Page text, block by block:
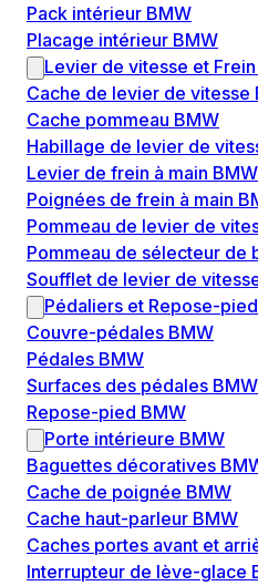
Pack intérieur BMW
Placage intérieur BMW
Levier de vitesse et
Cache de levier de vitesse
Cache pommeau BMW
Habillage de levier de
Levier de frein à main BMW
Poignées de frein à main
Pommeau de levier de
Pommeau de sélecteur de
Soufflet de levier de
Pédaliers et Repose-
Couvre-pédales BMW
Pédales BMW
Surfaces des pédales BMW
Repose-pied BMW
Porte intérieure BMW
Baguettes décoratives
Cache de poignée BMW
Cache haut-parleur BMW
Caches portes avant et
Interrupteur de lève-glace